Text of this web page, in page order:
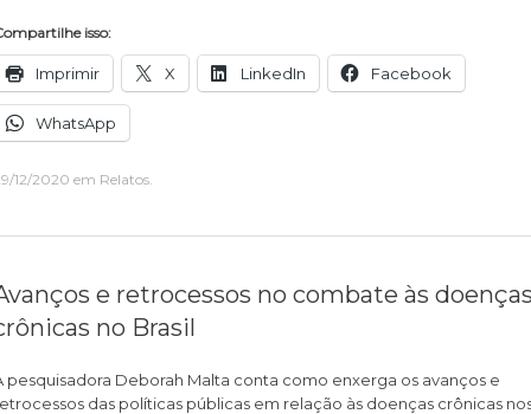
isso:
Imprimir X LinkedIn Facebook
WhatsApp
12/2020 em Relatos.
e retrocessos no combate às
no Brasil
pesquisadora Deborah Malta conta como enxerga os avanços e
das políticas públicas em relação às doenças crônicas